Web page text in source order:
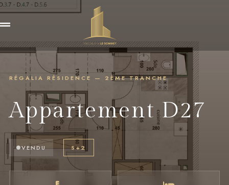
RÉGALIA RÉSIDENCE — 2ÈME TRANCHE
Appartement D27
VENDU S+2